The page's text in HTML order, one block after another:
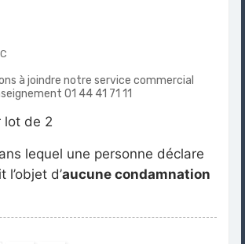
à joindre notre service commercial
01 44 41 71 11
lot de 2
lequel une personne déclare
l’objet d’aucune condamnation